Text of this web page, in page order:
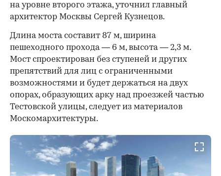
на уровне второго этажа, уточнил главный
архитектор Москвы Сергей Кузнецов.
Длина моста составит 87 м, ширина
пешеходного прохода — 6 м, высота — 2,3 м.
Мост спроектирован без ступеней и других
препятствий для лиц с ограниченными
возможностями и будет держаться на двух
опорах, образующих арку над проезжей частью
Тестовской улицы, следует из материалов
Москомархитектуры.